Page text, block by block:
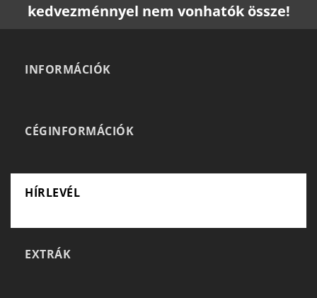
kedvezménnyel nem vonhatók össze!
INFORMÁCIÓK
CÉGINFORMÁCIÓK
HÍRLEVÉL
EXTRÁK